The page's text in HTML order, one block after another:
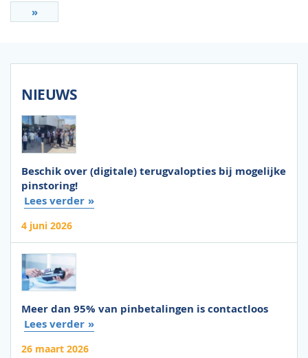
»
NIEUWS
Beschik over (digitale) terugvalopties bij mogelijke
pinstoring!
Lees verder
4 juni 2026
Meer dan 95% van pinbetalingen is contactloos
Lees verder
26 maart 2026